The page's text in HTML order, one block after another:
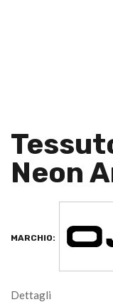
Neon
MARCHIO:
Dettagli